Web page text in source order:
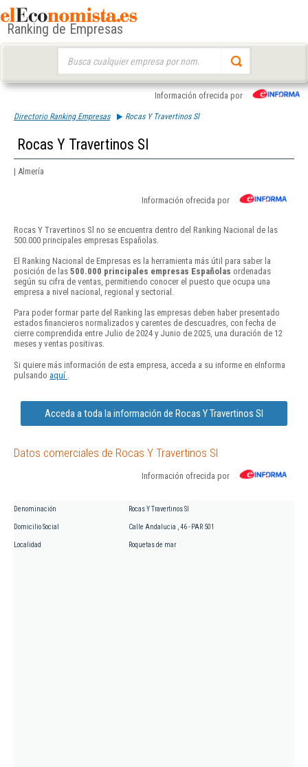
Ranking de Empresas
Información ofrecida por
Directorio Ranking Empresas Rocas Y Travertinos Sl
Rocas Y Travertinos Sl
| Almería
Información ofrecida por
Rocas Y Travertinos Sl no se encuentra dentro del Ranking Nacional de las
500.000 principales empresas Españolas.
El Ranking Nacional de Empresas es la herramienta más útil para saber la
posición de las 500.000 principales empresas Españolas ordenadas
según su cifra de ventas, permitiendo conocer el puesto que ocupa una
empresa a nivel nacional, regional y sectorial.
Para poder formar parte del Ranking las empresas deben haber presentado
estados financieros normalizados y carentes de descuadres, con fecha de
cierre comprendida entre Julio de 2024 y Junio de 2025, una duración de 12
meses y ventas positivas.
Si quiere más información de esta empresa, acceda a su informe en eInforma
pulsando aquí
Acceda a toda la información de Rocas Y Travertinos Sl
Datos comerciales de Rocas Y Travertinos Sl
Información ofrecida por
Denominación Rocas Y Travertinos Sl
Domicilio Social Calle Andalucia , 46 - PAR 501
Localidad Roquetas de mar